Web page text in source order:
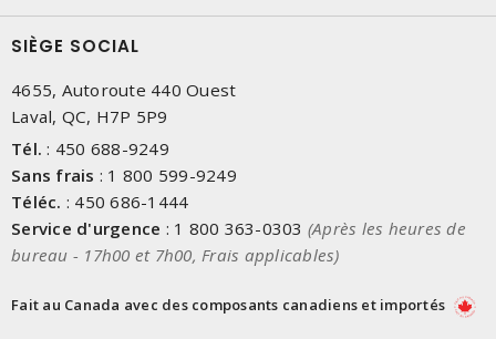
SIÈGE SOCIAL
4655, Autoroute 440 Ouest
Laval, QC, H7P 5P9
Tél. : 450 688-9249
Sans frais : 1 800 599-9249
Téléc. : 450 686-1444
Service d'urgence : 1 800 363-0303 (Après les heures de
bureau - 17h00 et 7h00, Frais applicables)
Fait au Canada avec des composants canadiens et importés